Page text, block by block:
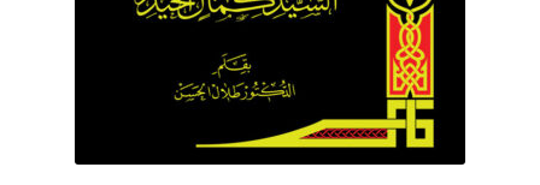
قوانین و مقررات